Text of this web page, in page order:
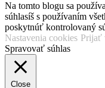
Na tomto blogu sa
súhlasíš s používaním
poskytnúť kontrolovaný
Nastavenia cookies Prijať
Spravovať súhlas
Close